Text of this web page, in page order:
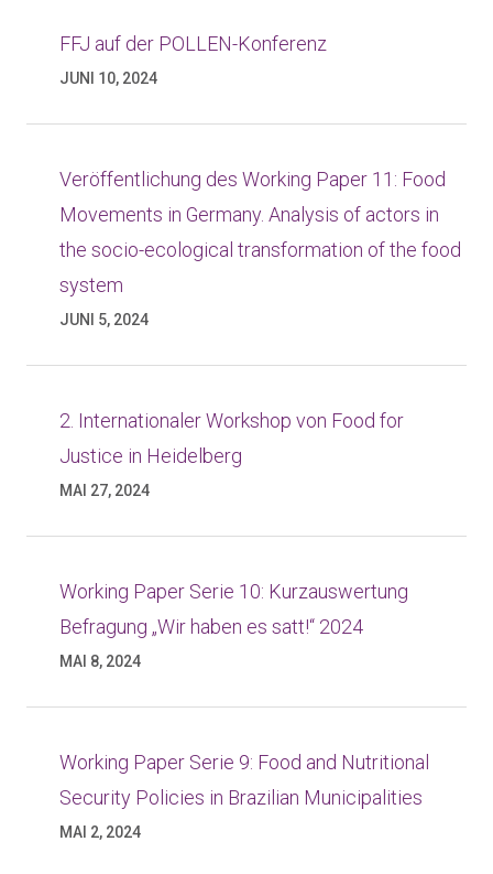
FFJ auf der POLLEN-Konferenz
JUNI 10, 2024
Veröffentlichung des Working Paper 11: Food
Movements in Germany. Analysis of actors in
the socio-ecological transformation of the food
system
JUNI 5, 2024
2. Internationaler Workshop von Food for
Justice in Heidelberg
MAI 27, 2024
Working Paper Serie 10: Kurzauswertung
Befragung „Wir haben es satt!“ 2024
MAI 8, 2024
Working Paper Serie 9: Food and Nutritional
Security Policies in Brazilian Municipalities
MAI 2, 2024